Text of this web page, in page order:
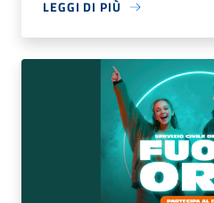
LEGGI DI PIÙ